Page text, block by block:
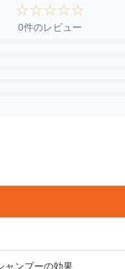
☆☆☆☆☆
0件のレビュー